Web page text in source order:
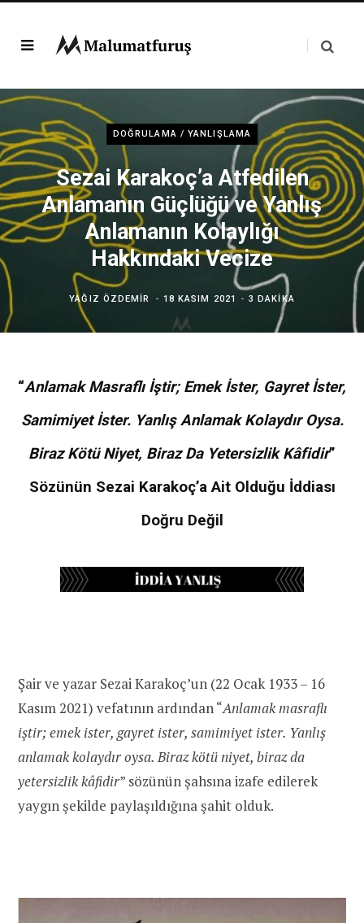
DOĞRULAMA / YANLIŞLAMA
Sezai Karakoç’a Atfedilen
Anlamanın Güçlüğü ve Yanlış
Anlamanın Kolaylığı
Hakkındaki Vecize
YAĞIZ ÖZDEMIR 18 KASIM 2021 3 DAKIKA
“Anlamak Masraflı İştir; Emek İster, Gayret İster,
Samimiyet İster. Yanlış Anlamak Kolaydır Oysa.
Biraz Kötü Niyet, Biraz Da Yetersizlik Kâfidir”
Sözünün Sezai Karakoç’a Ait Olduğu İddiası
Doğru Değil
Şair ve yazar Sezai Karakoç’un (22 Ocak 1933 – 16
Kasım 2021) vefatının ardından “Anlamak masraflı
iştir; emek ister, gayret ister, samimiyet ister. Yanlış
anlamak kolaydır oysa. Biraz kötü niyet, biraz da
yetersizlik kâfidir” sözünün şahsına izafe edilerek
yaygın şekilde paylaşıldığına şahit olduk.